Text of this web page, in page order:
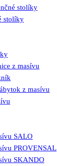
stolíky
stolíky
z masívu
z masívu
SALO
PROVENSAL
SKANDO